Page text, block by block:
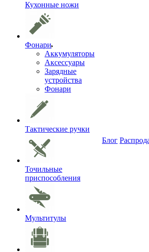
Кухонные ножи
Фонари
Аккумуляторы
Аксессуары
Зарядные
устройства
Фонари
Тактические ручки
Точильные
приспособления
Мультитулы
Блог